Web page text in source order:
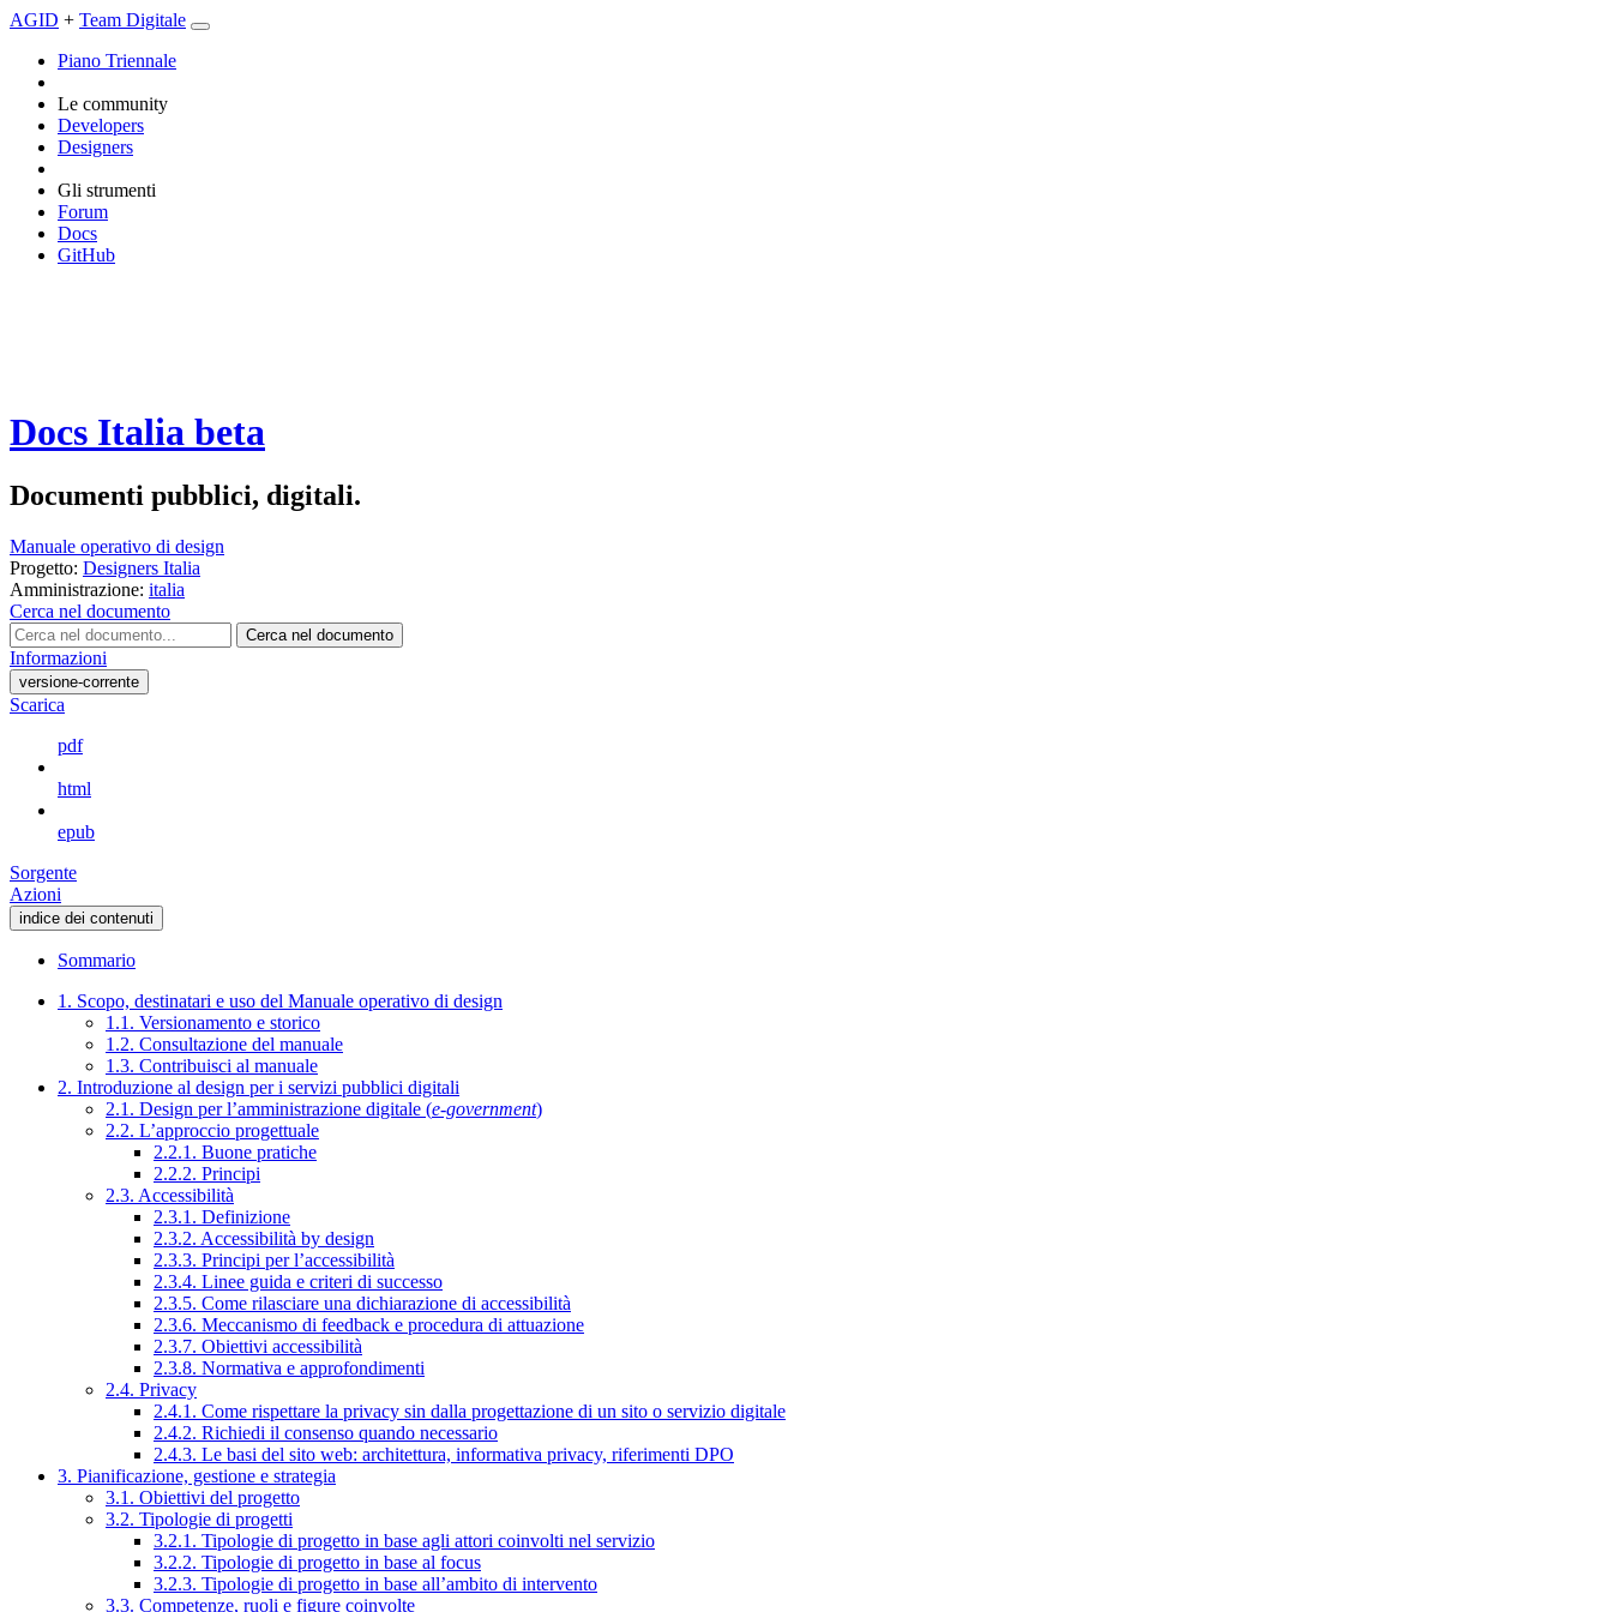
AGID + Team Digitale
Piano Triennale
Le community
Developers
Designers
Gli strumenti
Forum
Docs
GitHub
Docs Italia beta
Documenti pubblici, digitali.
Manuale operativo di design
Progetto: Designers Italia
Amministrazione: italia
Cerca nel documento
Cerca nel documento
Informazioni
versione-corrente
Scarica
pdf
html
epub
Sorgente
Azioni
indice dei contenuti
Sommario
1. Scopo, destinatari e uso del Manuale operativo di design
1.1. Versionamento e storico
1.2. Consultazione del manuale
1.3. Contribuisci al manuale
2. Introduzione al design per i servizi pubblici digitali
2.1. Design per l’amministrazione digitale (e-government)
2.2. L’approccio progettuale
2.2.1. Buone pratiche
2.2.2. Principi
2.3. Accessibilità
2.3.1. Definizione
2.3.2. Accessibilità by design
2.3.3. Principi per l’accessibilità
2.3.4. Linee guida e criteri di successo
2.3.5. Come rilasciare una dichiarazione di accessibilità
2.3.6. Meccanismo di feedback e procedura di attuazione
2.3.7. Obiettivi accessibilità
2.3.8. Normativa e approfondimenti
2.4. Privacy
2.4.1. Come rispettare la privacy sin dalla progettazione di un sito o servizio digitale
2.4.2. Richiedi il consenso quando necessario
2.4.3. Le basi del sito web: architettura, informativa privacy, riferimenti DPO
3. Pianificazione, gestione e strategia
3.1. Obiettivi del progetto
3.2. Tipologie di progetti
3.2.1. Tipologie di progetto in base agli attori coinvolti nel servizio
3.2.2. Tipologie di progetto in base al focus
3.2.3. Tipologie di progetto in base all’ambito di intervento
3.3. Competenze, ruoli e figure coinvolte